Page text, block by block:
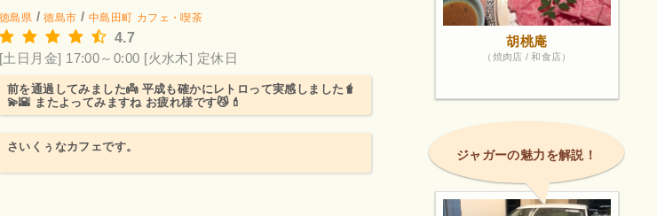
徳島県 /徳島市 / 中島田町 カフェ・喫茶
4.7
[土日月金] 17:00～0:00 [火水木] 定休日
前を通過してみました👼 平成も確かにレトロって実感しました🧋
💫🌇 またよってみますね お疲れ様です😼💄
さいくぅなカフェです。
胡桃庵
（焼肉店 / 和食店）
ジャガーの魅力を解説！